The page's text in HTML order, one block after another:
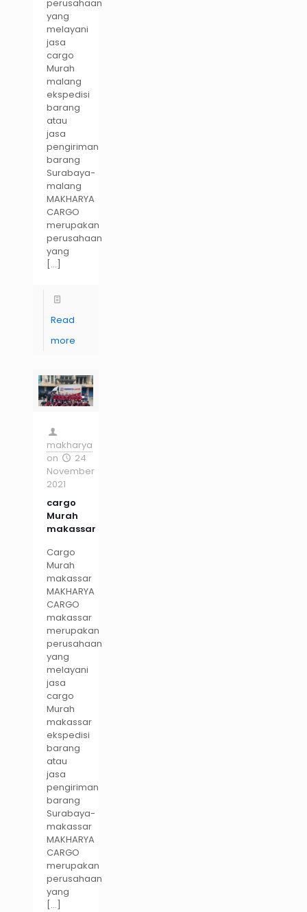
perusahaan
yang
melayani
jasa
cargo
Murah
malang
ekspedisi
barang
atau
jasa
pengiriman
barang
Surabaya-
malang
MAKHARYA
CARGO
merupakan
perusahaan
yang
[…]
Read
more
makharya
on
24
November
2021
cargo
Murah
makassar
Cargo
Murah
makassar
MAKHARYA
CARGO
makassar
merupakan
perusahaan
yang
melayani
jasa
cargo
Murah
makassar
ekspedisi
barang
atau
jasa
pengiriman
barang
Surabaya-
makassar
MAKHARYA
CARGO
merupakan
perusahaan
yang
[…]